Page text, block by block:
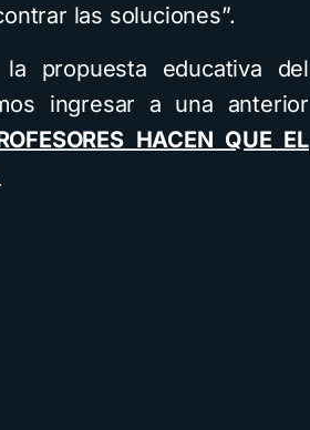
las soluciones”.
propuesta educativa del
ingresar a una anterior
HACEN QUE EL